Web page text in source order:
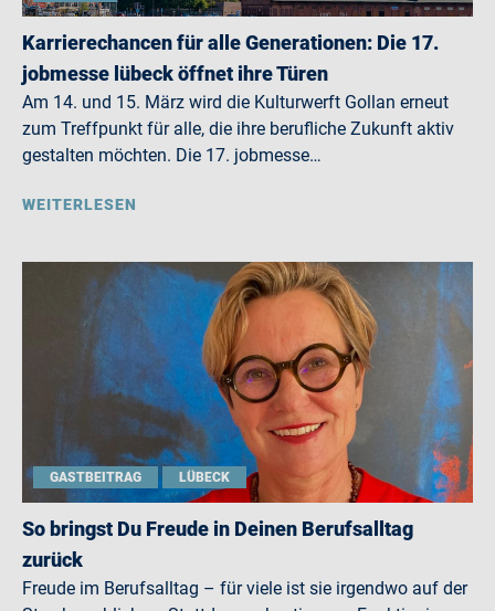
Karrierechancen für alle Generationen: Die 17.
jobmesse lübeck öffnet ihre Türen
Am 14. und 15. März wird die Kulturwerft Gollan erneut
zum Treffpunkt für alle, die ihre berufliche Zukunft aktiv
gestalten möchten. Die 17. jobmesse…
WEITERLESEN
GASTBEITRAG LÜBECK
So bringst Du Freude in Deinen Berufsalltag
zurück
Freude im Berufsalltag – für viele ist sie irgendwo auf der